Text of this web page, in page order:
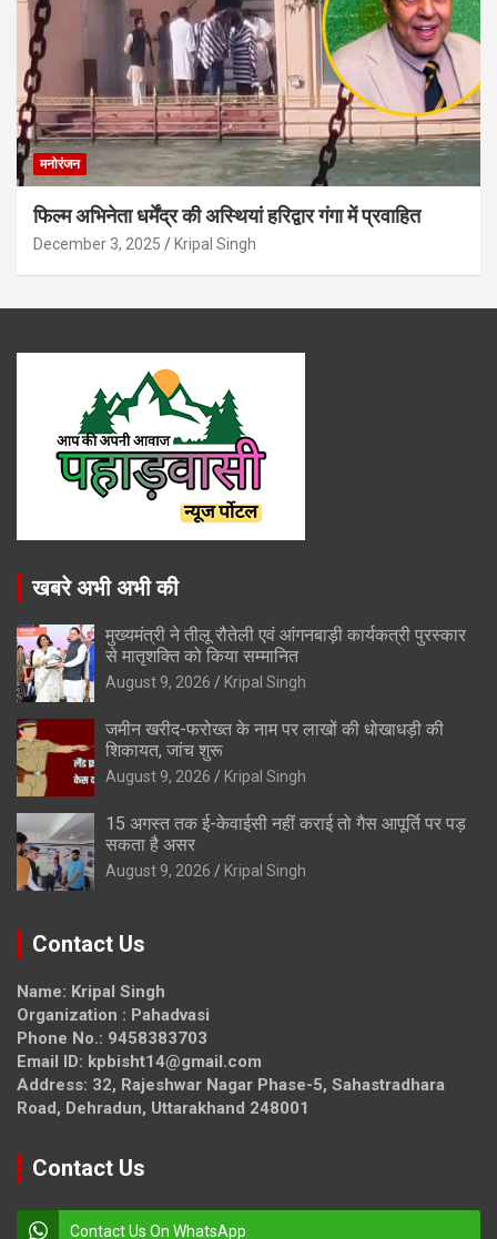
मनोरंजन
फिल्म अभिनेता धर्मेंद्र की अस्थियां हरिद्वार गंगा में प्रवाहित
December 3, 2025 Kripal Singh
खबरे अभी अभी की
मुख्यमंत्री ने तीलू रौतेली एवं आंगनबाड़ी कार्यकत्री पुरस्कार
से मातृशक्ति को किया सम्मानित
August 9, 2026 Kripal Singh
जमीन खरीद-फरोख्त के नाम पर लाखों की धोखाधड़ी की
शिकायत, जांच शुरू
August 9, 2026 Kripal Singh
15 अगस्त तक ई-केवाईसी नहीं कराई तो गैस आपूर्ति पर पड़
सकता है असर
August 9, 2026 Kripal Singh
Contact Us
Name: Kripal Singh
Organization : Pahadvasi
Phone No.: 9458383703
Email ID: kpbisht14@gmail.com
Address: 32, Rajeshwar Nagar Phase-5, Sahastradhara
Road, Dehradun, Uttarakhand 248001
Contact Us
Contact Us On WhatsApp